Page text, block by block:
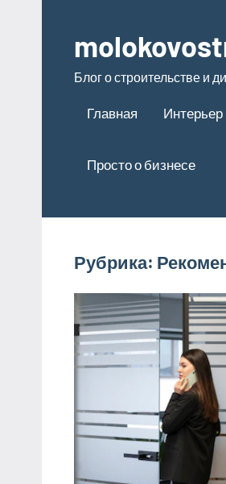
содержимому
Блог о строительстве и
Главная Интерьер
Просто о бизнесе
Рубрика: